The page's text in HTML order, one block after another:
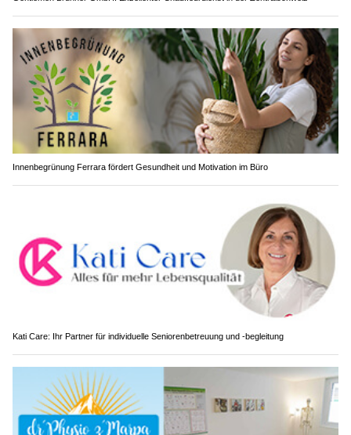
Innenbegrünung Ferrara fördert Gesundheit und Motivation im Büro
Kati Care: Ihr Partner für individuelle Seniorenbetreuung und -begleitung